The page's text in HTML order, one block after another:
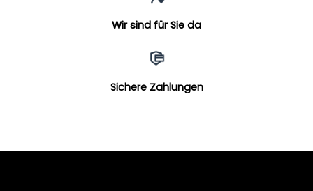
Wir sind für Sie da
Sichere Zahlungen